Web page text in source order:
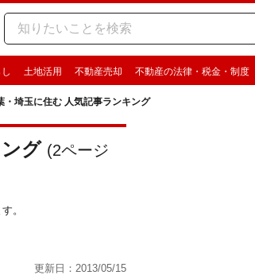
土地活用 不動産売却 不動産の法律・税金・制度
・埼玉に住む 人気記事ランキング
グ (2ページ
。
更新日：2013/05/15